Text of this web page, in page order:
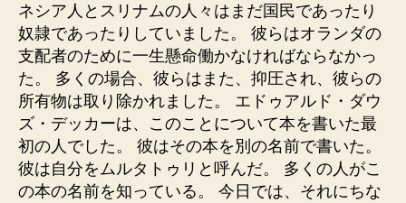
ネシア人とスリナムの人々はまだ国民であったり
奴隷であったりしていました。 彼らはオランダの
支配者のために一生懸命働かなければならなかっ
た。 多くの場合、彼らはまた、抑圧され、彼らの
所有物は取り除かれました。 エドゥアルド・ダウ
ズ・デッカーは、このことについて本を書いた最
初の人でした。 彼はその本を別の名前で書いた。
彼は自分をムルタトゥリと呼んだ。 多くの人がこ
の本の名前を知っている。 今日では、それにちな